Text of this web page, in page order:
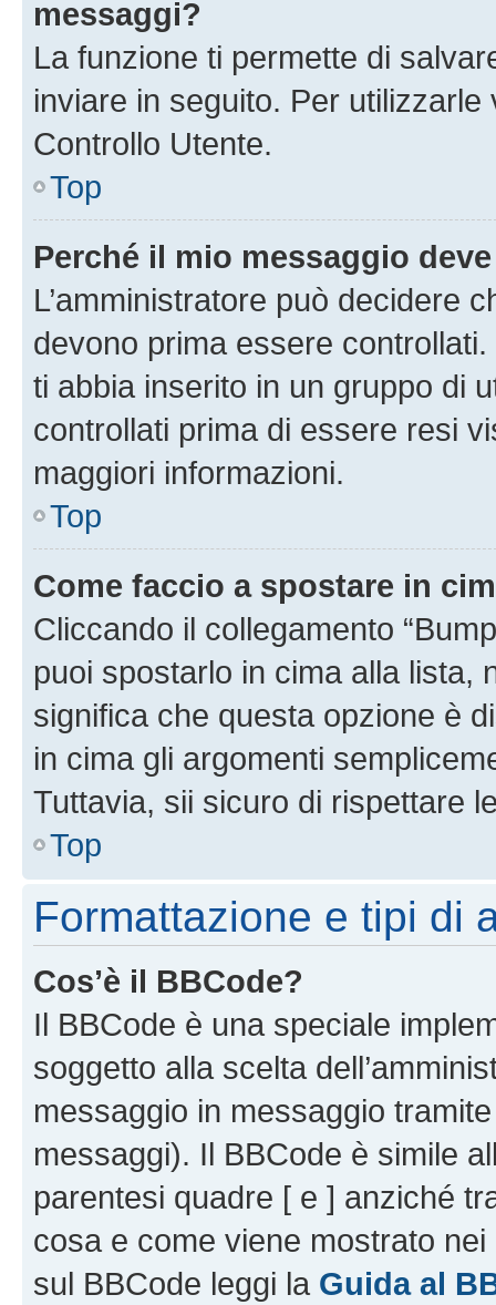
messaggi?
La funzione ti permette di
inviare in seguito. Per utilizzarle
Controllo Utente.
Top
Perché il mio messaggio
L’amministratore può decidere
devono prima essere
ti abbia inserito in un gruppo di
controllati prima di essere resi
maggiori informazioni.
Top
Come faccio a spostare in
Cliccando il collegamento
puoi spostarlo in cima alla lista,
significa che questa opzione è
in cima gli argomenti
Tuttavia, sii sicuro di rispettare
Top
Formattazione e tipi di
Cos’è il BBCode?
Il BBCode è una speciale
soggetto alla scelta
messaggio in messaggio
messaggi). Il BBCode è simile
parentesi quadre [ e ] anziché
cosa e come viene mostrato
sul BBCode leggi la Guida al